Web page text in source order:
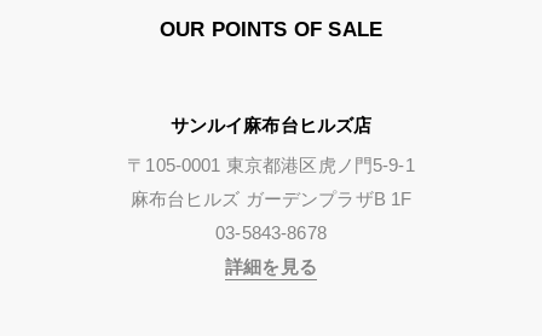
OUR POINTS OF SALE
サンルイ麻布台ヒルズ店
〒105-0001 東京都港区虎ノ門5-9-1
麻布台ヒルズ ガーデンプラザB 1F
03-5843-8678
詳細を見る